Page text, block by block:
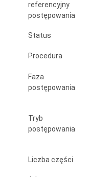
Świnoujściu
Sp.
referencyjny
postępowania
Status
Procedura
Faza
postępowania
Tryb
postępowania
Liczba części